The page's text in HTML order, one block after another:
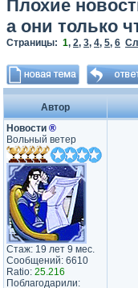
Плохие
а они только
Страницы: 1, 2, 3, 4, 5, 6
Автор
Новости ®
Вольный ветер
Стаж: 19 лет 9 мес.
Сообщений: 6610
Ratio: 25.216
Поблагодарили: